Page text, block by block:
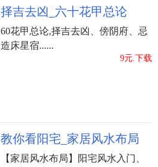
择吉去凶_六十花甲总论
60花甲总论,择吉去凶、傍阴府、忌
造床星宿......
9元.下载
教你看阳宅_家居风水布局
【家居风水布局】阳宅风水入门、